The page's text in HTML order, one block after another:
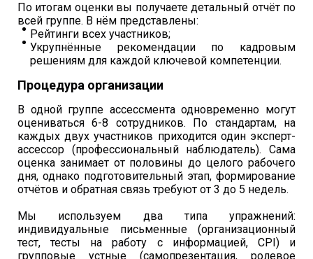
По итогам оценки вы получаете детальный отчёт по
всей группе. В нём представлены:
Рейтинги всех участников;
Укрупнённые рекомендации по кадровым
решениям для каждой ключевой компетенции.
Процедура организации
В одной группе ассессмента одновременно могут
оцениваться 6-8 сотрудников. По стандартам, на
каждых двух участников приходится один эксперт-
ассессор (профессиональный наблюдатель). Сама
оценка занимает от половины до целого рабочего
дня, однако подготовительный этап, формирование
отчётов и обратная связь требуют от 3 до 5 недель.
Мы используем два типа упражнений:
индивидуальные письменные (организационный
тест, тесты на работу с информацией, CPI) и
групповые устные (самопрезентация, ролевое